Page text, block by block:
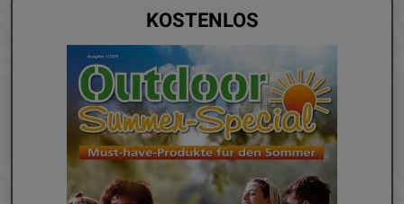
KOSTENLOS